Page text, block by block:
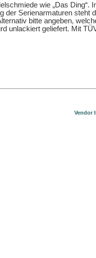
wie „Das Ding“.
der Serienarmaturen steht
bitte angeben,
unlackiert geliefert. Mit
Vendor